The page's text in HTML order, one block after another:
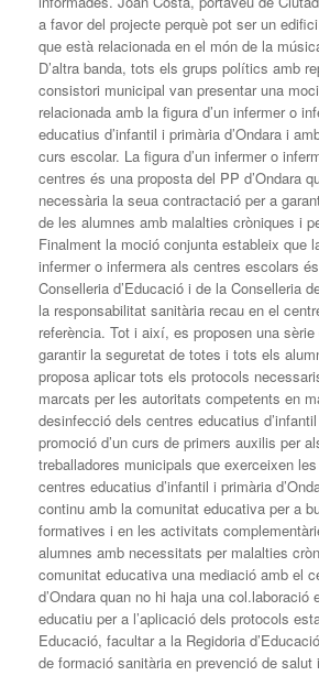
a favor del projecte perquè pot ser un
que està relacionada en el món de la
D’altra banda, tots els grups polítics amb
consistori municipal van presentar una
relacionada amb la figura d’un infermer o
educatius d’infantil i primària d’Ondara i
curs escolar. La figura d’un infermer o
centres és una proposta del PP d’Ondara
necessària la seua contractació per a
de les alumnes amb malalties cròniques i
Finalment la moció conjunta estableix que
infermer o infermera als centres escolars
Conselleria d’Educació i de la Conselleria
la responsabilitat sanitària recau en el
referència. Tot i així, es proposen una sèrie
garantir la seguretat de totes i tots els
proposa aplicar tots els protocols
marcats per les autoritats competents en
desinfecció dels centres educatius
promoció d’un curs de primers auxilis per
treballadores municipals que exerceixen
centres educatius d’infantil i primària
continu amb la comunitat educativa per a
formatives i en les activitats
alumnes amb necessitats per malalties
comunitat educativa una mediació amb el
d’Ondara quan no hi haja una col.laboració
educatiu per a l’aplicació dels protocols
Educació, facultar a la Regidoria
de formació sanitària en prevenció de salut